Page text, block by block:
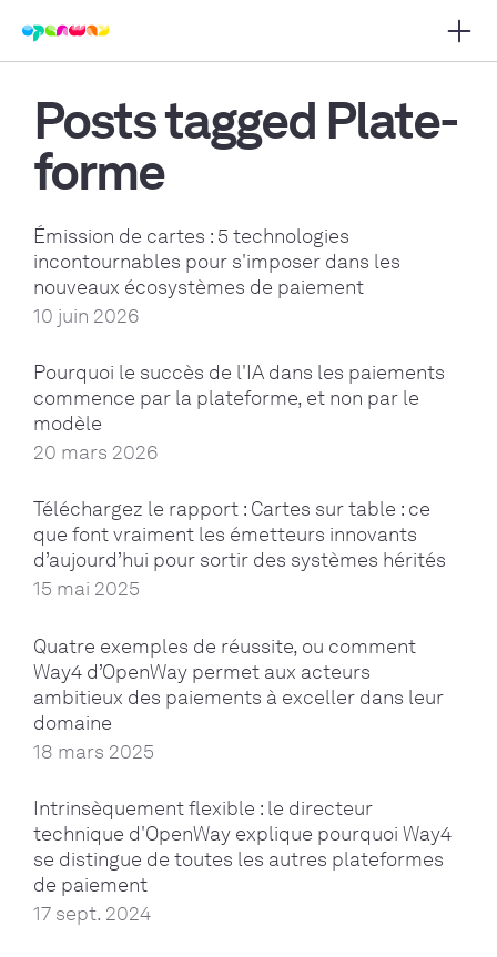
la navigation principale
Posts tagged Plate-
forme
Émission de cartes : 5 technologies
incontournables pour s'imposer dans les
nouveaux écosystèmes de paiement
10 juin 2026
Pourquoi le succès de l'IA dans les paiements
commence par la plateforme, et non par le
modèle
20 mars 2026
Téléchargez le rapport : Cartes sur table : ce
que font vraiment les émetteurs innovants
d’aujourd’hui pour sortir des systèmes hérités
15 mai 2025
Quatre exemples de réussite, ou comment
Way4 d’OpenWay permet aux acteurs
ambitieux des paiements à exceller dans leur
domaine
18 mars 2025
Intrinsèquement flexible : le directeur
technique d'OpenWay explique pourquoi Way4
se distingue de toutes les autres plateformes
de paiement
17 sept. 2024